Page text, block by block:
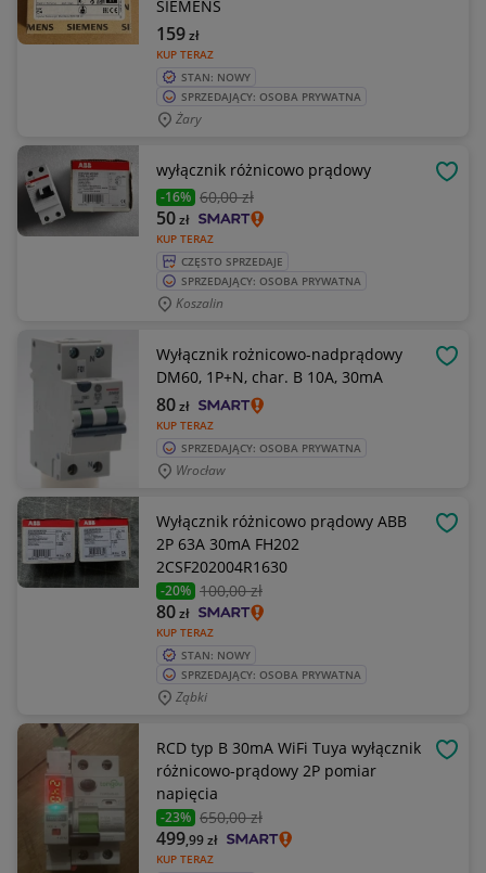
SIEMENS
KUP TERAZ
159zł
STAN: NOWY
SPRZEDAJĄCY: OSOBA PRYWATNA
Żary
wyłącznik różnicowo prądowy
-16% 60,00 zł
KUP TERAZ
50zł
CZĘSTO SPRZEDAJE
SPRZEDAJĄCY: OSOBA PRYWATNA
Koszalin
Wyłącznik rożnicowo-nadprądowy
DM60, 1P+N, char. B 10A, 30mA
KUP TERAZ
80zł
SPRZEDAJĄCY: OSOBA PRYWATNA
Wrocław
Wyłącznik różnicowo prądowy ABB
2P 63A 30mA FH202
2CSF202004R1630
-20% 100,00 zł
KUP TERAZ
80zł
STAN: NOWY
SPRZEDAJĄCY: OSOBA PRYWATNA
Ząbki
RCD typ B 30mA WiFi Tuya wyłącznik
różnicowo-prądowy 2P pomiar
napięcia
-23% 650,00 zł
KUP TERAZ
499,99zł